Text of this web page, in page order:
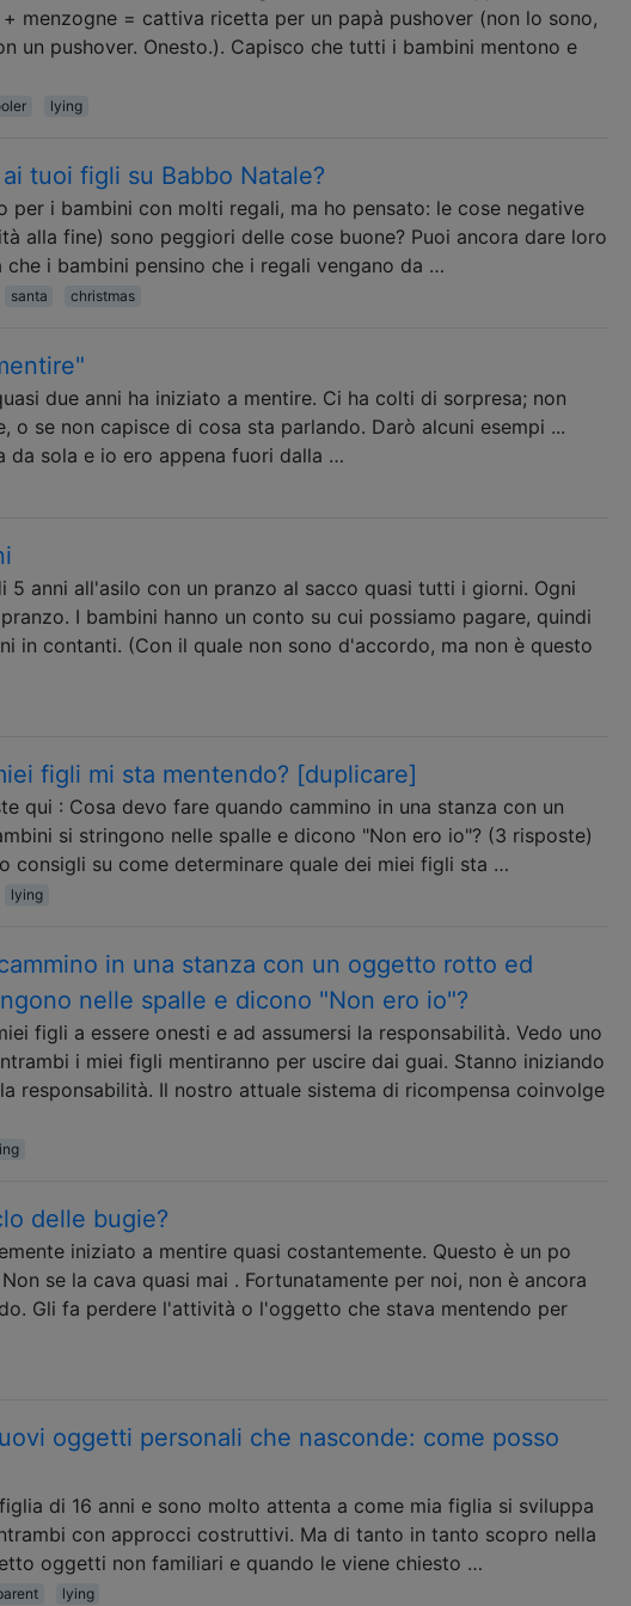
menzogne ​​= cattiva ricetta per un papà pushover (non lo sono,
un pushover. Onesto.). Capisco che tutti i bambini mentono e
lying
tuoi figli su Babbo Natale?
per i bambini con molti regali, ma ho pensato: le cose negative
alla fine) sono peggiori delle cose buone? Puoi ancora dare loro
i bambini pensino che i regali vengano da …
santa christmas
due anni ha iniziato a mentire. Ci ha colti di sorpresa; non
o se non capisce di cosa sta parlando. Darò alcuni esempi ...
da sola e io ero appena fuori dalla …
5 anni all'asilo con un pranzo al sacco quasi tutti i giorni. Ogni
I bambini hanno un conto su cui possiamo pagare, quindi
in contanti. (Con il quale non sono d'accordo, ma non è questo
figli mi sta mentendo? [duplicare]
qui : Cosa devo fare quando cammino in una stanza con un
si stringono nelle spalle e dicono "Non ero io"? (3 risposte)
consigli su come determinare quale dei miei figli sta …
lying
in una stanza con un oggetto rotto ed
nelle spalle e dicono "Non ero io"?
figli a essere onesti e ad assumersi la responsabilità. Vedo uno
i miei figli mentiranno per uscire dai guai. Stanno iniziando
responsabilità. Il nostro attuale sistema di ricompensa coinvolge
delle bugie?
iniziato a mentire quasi costantemente. Questo è un po
se la cava quasi mai . Fortunatamente per noi, non è ancora
Gli fa perdere l'attività o l'oggetto che stava mentendo per
oggetti personali che nasconde: come posso
di 16 anni e sono molto attenta a come mia figlia si sviluppa
con approcci costruttivi. Ma di tanto in tanto scopro nella
oggetti non familiari e quando le viene chiesto …
lying